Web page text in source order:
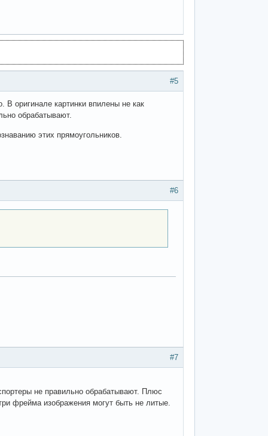
#5
В оригинале картинки впилены не как
обрабатывают.
этих прямоугольников.
#6
#7
не правильно обрабатывают. Плюс
фрейма изображения могут быть не литые.